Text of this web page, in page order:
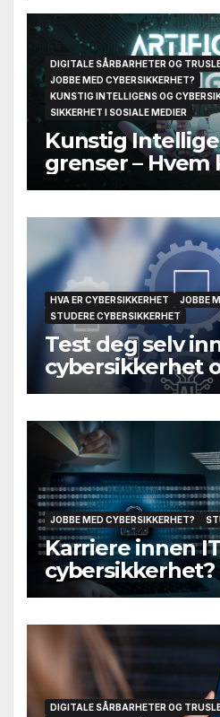
DIGITALE SÅRBARHETER OG
JOBBE MED CYBERSIKKERHET?
KUNSTIG INTELLIGENS OG
SIKKERHET I SOSIALE MEDIER
Kunstig
grenser – Hvem
egentlig stole
HVA ER CYBERSIKKERHET
JOBBE
STUDERE CYBERSIKKERHET
Test deg selv
cybersikkerhet
hacking
JOBBE MED CYBERSIKKERHET?
Karriere innen
cybersikkerhet?
DIGITALE SÅRBARHETER OG